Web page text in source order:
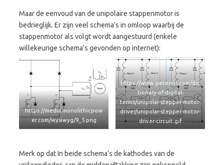
Maar de eenvoud van de unipolaire stappenmotor is
bedrieglijk. Er zijn veel schema’s in omloop waarbij de
stappenmotor als volgt wordt aangestuurd (enkele
willekeurige schema’s gevonden op internet):
https://media.monolithicpow
er.com/wysiwyg/9_5.png
https://www.petervis.com/dic
tionary-of-digital-
terms/unipolar-stepper-motor-
driver/unipolar-stepper-motor-
driver-circuit.gif
Merk op dat In beide schema’s de kathodes van de